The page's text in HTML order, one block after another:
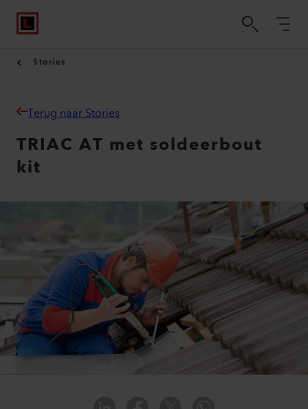
Stories
Terug naar Stories
TRIAC AT met soldeerbout
kit